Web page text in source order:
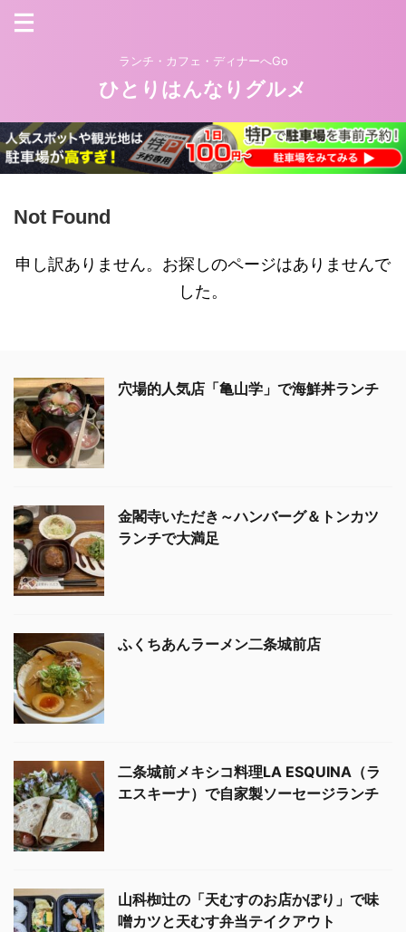
ランチ・カフェ・ディナーへGo
ひとりはんなりグルメ
Not Found
申し訳ありません。お探しのページはありませんで
した。
穴場的人気店「亀山学」で海鮮丼ランチ
金閣寺いただき～ハンバーグ＆トンカツ
ランチで大満足
ふくちあんラーメン二条城前店
二条城前メキシコ料理LA ESQUINA（ラ
エスキーナ）で自家製ソーセージランチ
山科椥辻の「天むすのお店かぽり」で味
噌カツと天むす弁当テイクアウト